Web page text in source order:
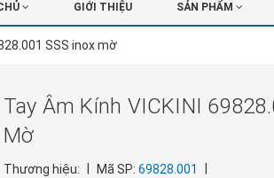
GIỚI THIỆU SẢN PHẨM
SSS inox mờ
Tay Âm Kính VICKINI
Mờ
Thương hiệu: Mã SP: 69828.001